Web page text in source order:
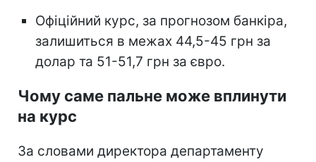
Офіційний курс, за прогнозом банкіра,
залишиться в межах 44,5-45 грн за
долар та 51-51,7 грн за євро.
Чому саме пальне може вплинути
на курс
За словами директора департаменту